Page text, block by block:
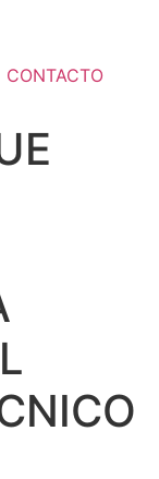
CONTACTO